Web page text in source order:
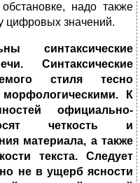
надо также
цифровых значений.
синтаксические
Синтаксические
стиля тесно
К
официально-
четкость и
материала, а также
текста. Следует
не в ущерб ясности